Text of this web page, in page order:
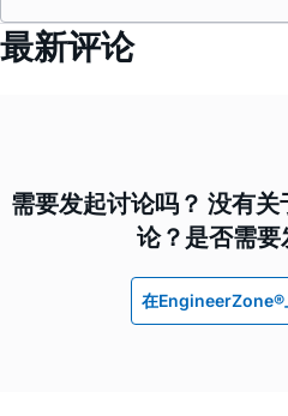
最新评论
需要发起讨论吗？ 没有关
论？是否需要
在EngineerZone®